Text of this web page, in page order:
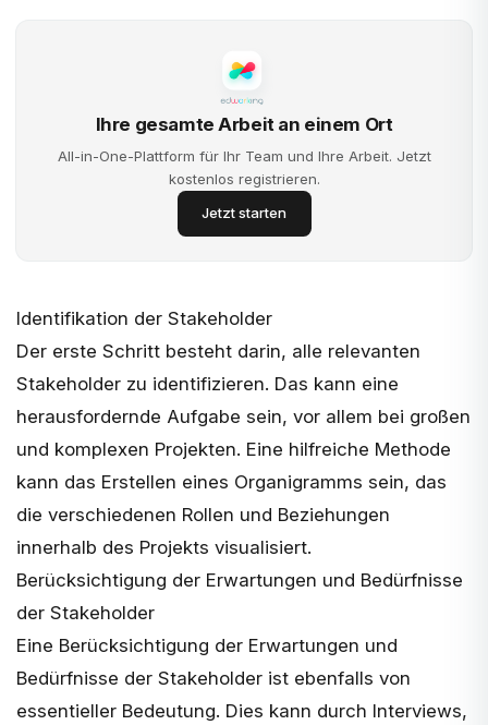
Ihre gesamte Arbeit an einem Ort
All-in-One-Plattform für Ihr Team und Ihre Arbeit. Jetzt
kostenlos registrieren.
Jetzt starten
Identifikation der Stakeholder
Der erste Schritt besteht darin, alle relevanten
Stakeholder zu identifizieren. Das kann eine
herausfordernde Aufgabe sein, vor allem bei großen
und komplexen Projekten. Eine hilfreiche Methode
kann das Erstellen eines Organigramms sein, das
die verschiedenen Rollen und Beziehungen
innerhalb des Projekts visualisiert.
Berücksichtigung der Erwartungen und Bedürfnisse
der Stakeholder
Eine Berücksichtigung der Erwartungen und
Bedürfnisse der Stakeholder ist ebenfalls von
essentieller Bedeutung. Dies kann durch Interviews,